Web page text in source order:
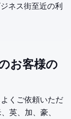
ネス街至近の利
お客様の
くご依頼いただ
英、加、豪、